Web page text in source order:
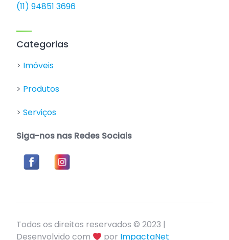
(11) 94851 3696
Categorias
> Imóveis
> Produtos
> Serviços
Siga-nos nas Redes Sociais
Todos os direitos reservados © 2023 |
Desenvolvido com
por ImpactaNet